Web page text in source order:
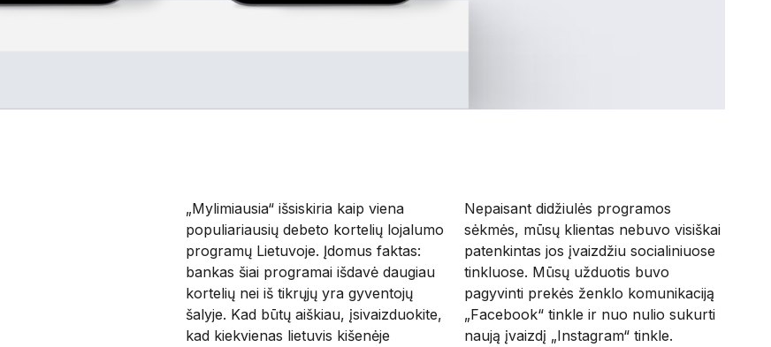
„Mylimiausia“ išsiskiria kaip viena
populiariausių debeto kortelių lojalumo
programų Lietuvoje. Įdomus faktas:
bankas šiai programai išdavė daugiau
kortelių nei iš tikrųjų yra gyventojų
šalyje. Kad būtų aiškiau, įsivaizduokite,
kad kiekvienas lietuvis kišenėje
Nepaisant didžiulės programos
sėkmės, mūsų klientas nebuvo visiškai
patenkintas jos įvaizdžiu socialiniuose
tinkluose. Mūsų užduotis buvo
pagyvinti prekės ženklo komunikaciją
„Facebook“ tinkle ir nuo nulio sukurti
naują įvaizdį „Instagram“ tinkle.